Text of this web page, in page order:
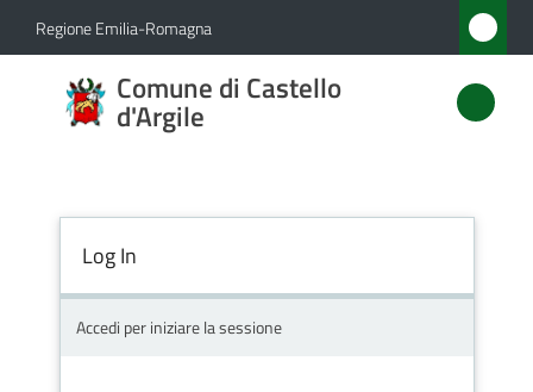
Vai al contenuto
Vai alla navigazione
Vai al footer
Regione Emilia-Romagna
Comune di Castello
d'Argile
Comune
di
Amministrazione
Log In
Accedi per iniziare la sessione